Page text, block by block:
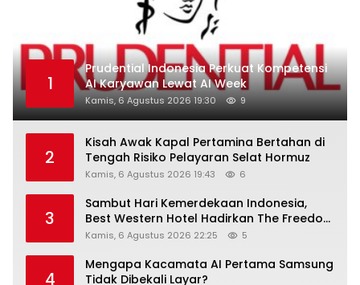
1
Prudential Indonesia Perkuat Kompetensi
AI Karyawan Lewat AI Week
Kamis, 6 Agustus 2026 19:30 9
2
Kisah Awak Kapal Pertamina Bertahan di
Tengah Risiko Pelayaran Selat Hormuz
Kamis, 6 Agustus 2026 19:43 6
3
Sambut Hari Kemerdekaan Indonesia,
Best Western Hotel Hadirkan The Freedom
Stay Diskon Hingga 45%
Kamis, 6 Agustus 2026 22:25 5
4
Mengapa Kacamata AI Pertama Samsung
Tidak Dibekali Layar?